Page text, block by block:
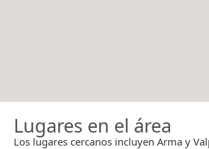
Lugares en el área
Los lugares cercanos incluyen Arma y